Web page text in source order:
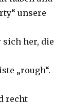
unsere
her, die
„rough“.
recht